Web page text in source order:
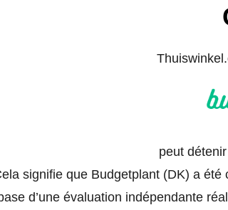
peut
signifie que Budgetplant (DK) a
d’une évaluation indépendante